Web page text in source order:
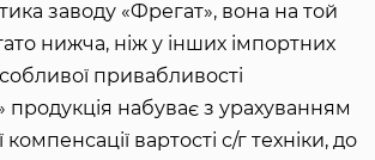
заводу «Фрегат», вона на той
нижча, ніж у інших імпортних
привабливості
продукція набуває з урахуванням
вартості с/г техніки, до